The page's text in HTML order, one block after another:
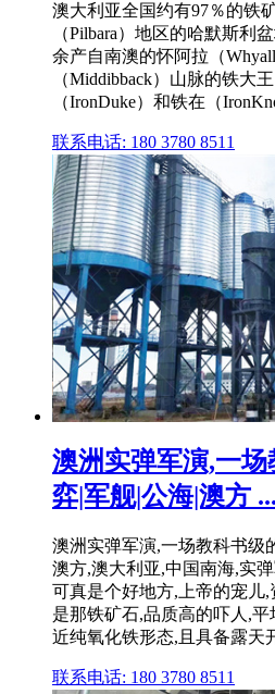
澳大利亚全国约有97％的铁
（Pilbara）地区的哈默斯利
余产自南澳的怀阿拉（
（Middibback）山脉的铁大
（IronDuke）和铁在（
联系电话: 180 3780 8511
澳洲实弹军演,一
弈|军舰|公海|澳方 ...
澳洲实弹军演,一场教科书级
澳方,澳大利亚,中国南海,实
可真是个好地方,上帝的宠儿
是那铁矿石,品质高的吓人,
近纯氧化铁形态,且具备露天
联系电话: 180 3780 8511